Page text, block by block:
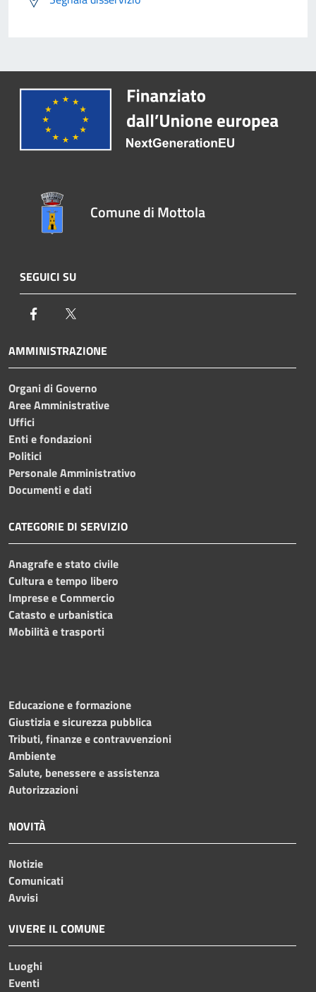
Comune di Mottola
SEGUICI SU
Facebook
AMMINISTRAZIONE
Organi di Governo
Aree Amministrative
Uffici
Enti e fondazioni
Politici
Personale Amministrativo
Documenti e dati
CATEGORIE DI SERVIZIO
Anagrafe e stato civile
Cultura e tempo libero
Imprese e Commercio
Catasto e urbanistica
Mobilità e trasporti
Educazione e formazione
Giustizia e sicurezza pubblica
Tributi, finanze e contravvenzioni
Ambiente
Salute, benessere e assistenza
Autorizzazioni
NOVITÀ
Notizie
Comunicati
Avvisi
VIVERE IL COMUNE
Luoghi
Eventi